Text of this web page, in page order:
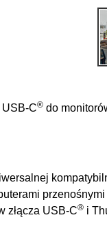
USB-C®do
złącza USB-C®i